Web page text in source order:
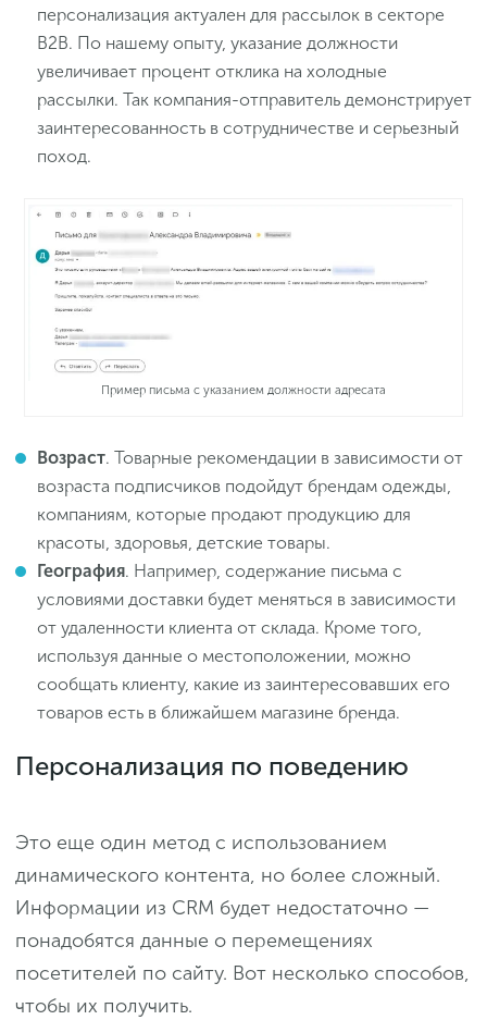
персонализация актуален для рассылок в секторе
B2B. По нашему опыту, указание должности
увеличивает процент отклика на холодные
рассылки. Так компания-отправитель демонстрирует
заинтересованность в сотрудничестве и серьезный
поход.
Пример письма с указанием должности адресата
Возраст. Товарные рекомендации в зависимости от
возраста подписчиков подойдут брендам одежды,
компаниям, которые продают продукцию для
красоты, здоровья, детские товары.
География. Например, содержание письма с
условиями доставки будет меняться в зависимости
от удаленности клиента от склада. Кроме того,
используя данные о местоположении, можно
сообщать клиенту, какие из заинтересовавших его
товаров есть в ближайшем магазине бренда.
Персонализация по поведению
Это еще один метод с использованием
динамического контента, но более сложный.
Информации из CRM будет недостаточно —
понадобятся данные о перемещениях
посетителей по сайту. Вот несколько способов,
чтобы их получить.